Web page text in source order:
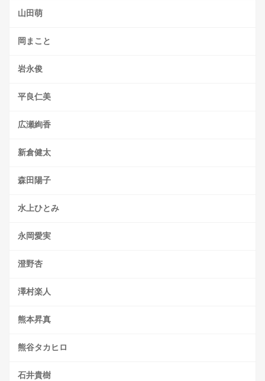
山田萌
岡まこと
岩永俊
平良仁美
広瀬絢香
新倉健太
森田陽子
水上ひとみ
永岡愛実
澄野杏
澤村楽人
熊本昇真
熊谷タカヒロ
石井貴樹